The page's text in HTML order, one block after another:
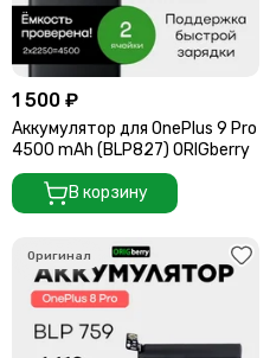
1 500 ₽
Аккумулятор для OnePlus 9 Pro
4500 mAh (BLP827) ORIGberry
В корзину